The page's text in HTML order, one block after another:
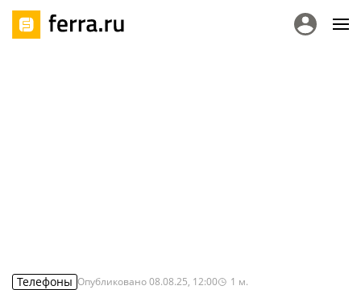
Телефоны Опубликовано08.08.25, 12:00 1 м.